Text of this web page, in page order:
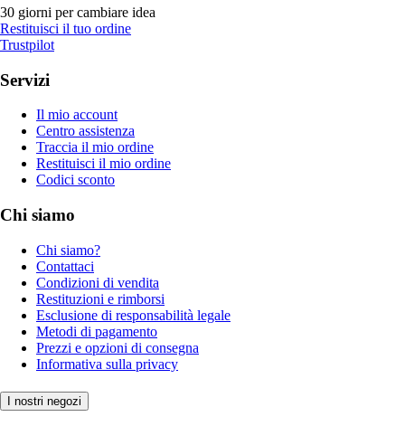
30 giorni per cambiare idea
Restituisci il tuo ordine
Trustpilot
Servizi
Il mio account
Centro assistenza
Traccia il mio ordine
Restituisci il mio ordine
Codici sconto
Chi siamo
Chi siamo?
Contattaci
Condizioni di vendita
Restituzioni e rimborsi
Esclusione di responsabilità legale
Metodi di pagamento
Prezzi e opzioni di consegna
Informativa sulla privacy
I nostri negozi